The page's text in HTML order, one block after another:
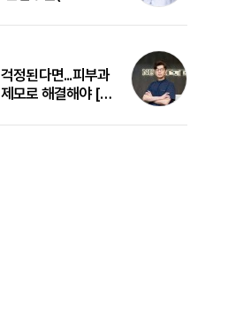
정된다면...피부과
모로 해결해야 [변